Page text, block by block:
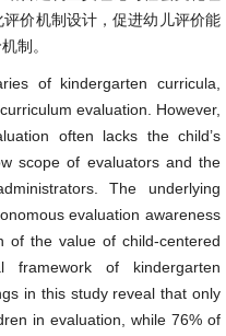
价机制设计，促进幼儿评价能
制。
of kindergarten curricula,
evaluation. However,
often lacks the child’s
scope of evaluators and the
The underlying
evaluation awareness
of the value of child-centered
framework of kindergarten
in this study reveal that only
in evaluation, while 76% of